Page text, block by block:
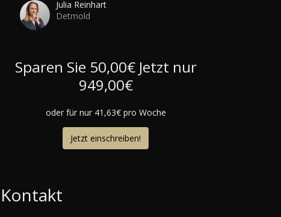
Julia Reinhart
Detmold
Sparen Sie 50,00€ Jetzt nur
949,00€
oder für nur 41,63€ pro Woche
Jetzt einschreiben!
Kontakt